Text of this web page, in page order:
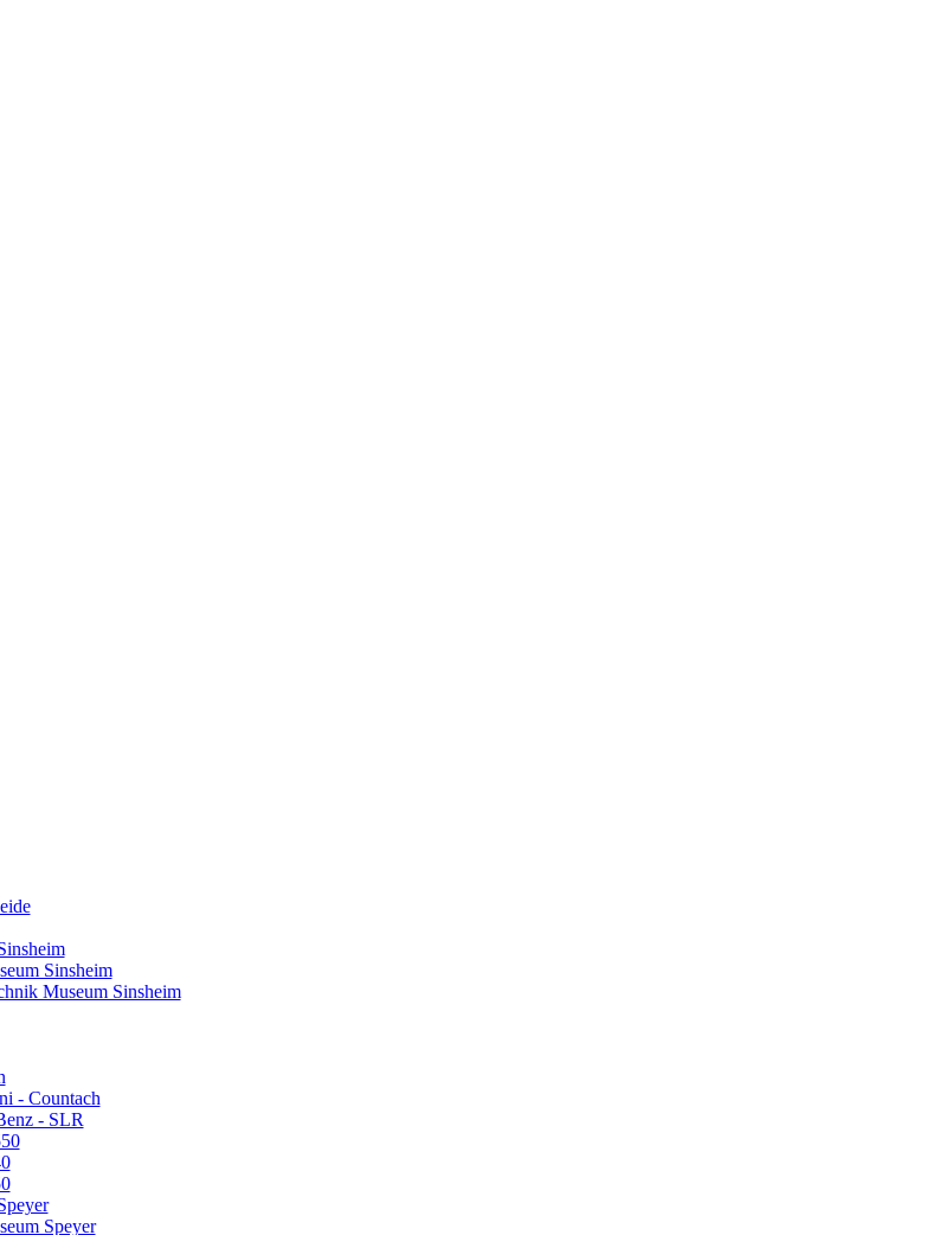
Sinsheim
Museum Sinsheim
- Countach
- SLR
Speyer